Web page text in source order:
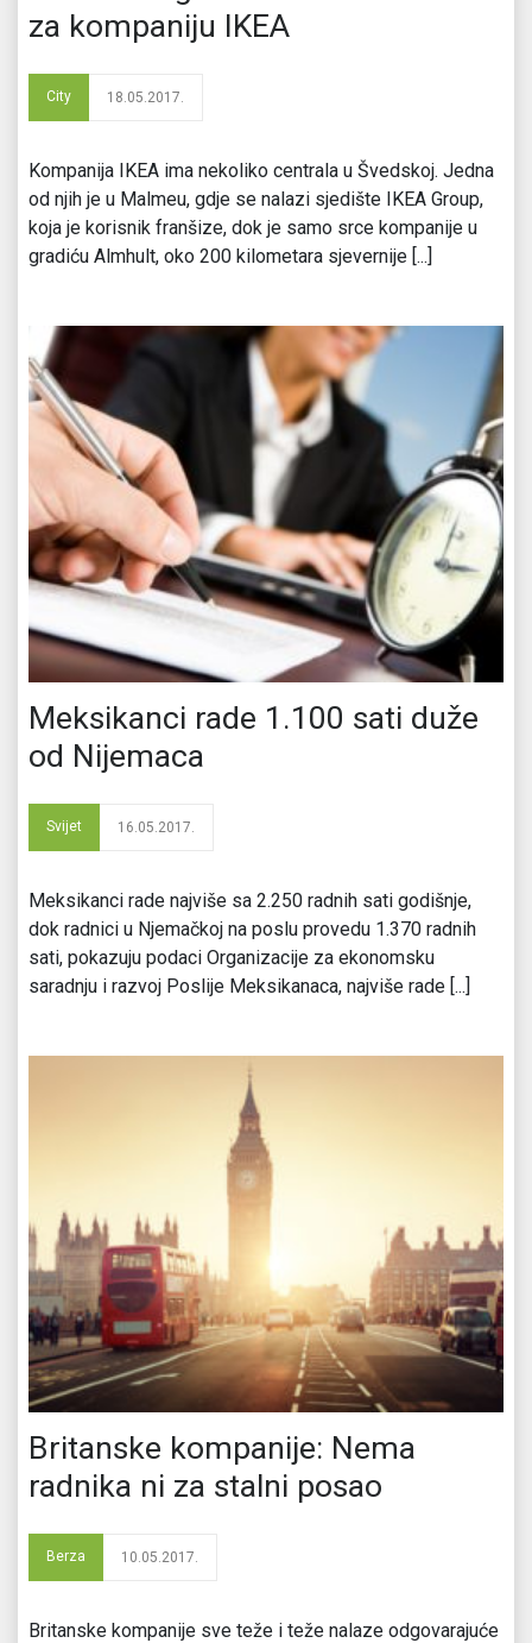
za kompaniju IKEA
City 18.05.2017.
Kompanija IKEA ima nekoliko centrala u Švedskoj. Jedna
od njih je u Malmeu, gdje se nalazi sjedište IKEA Group,
koja je korisnik franšize, dok je samo srce kompanije u
gradiću Almhult, oko 200 kilometara sjevernije [...]
Meksikanci rade 1.100 sati duže
od Nijemaca
Svijet 16.05.2017.
Meksikanci rade najviše sa 2.250 radnih sati godišnje,
dok radnici u Njemačkoj na poslu provedu 1.370 radnih
sati, pokazuju podaci Organizacije za ekonomsku
saradnju i razvoj Poslije Meksikanaca, najviše rade [...]
Britanske kompanije: Nema
radnika ni za stalni posao
Berza 10.05.2017.
Britanske kompanije sve teže i teže nalaze odgovarajuće